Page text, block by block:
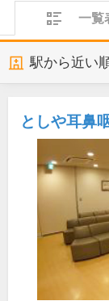
一覧
駅から近い
としや耳鼻